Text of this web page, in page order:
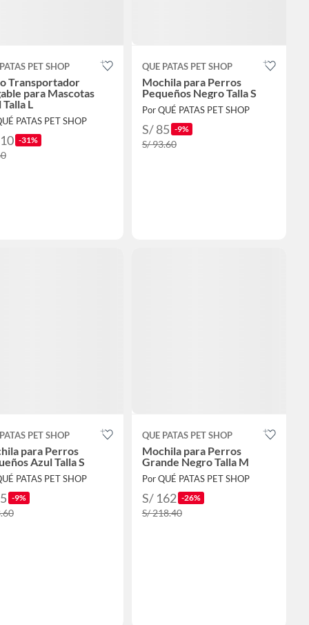
PET SHOP
Transportador
para Mascotas
L
PATAS PET SHOP
-31%
QUE PATAS PET SHOP
Mochila para Perros
Pequeños Negro Talla S
Por QUÉ PATAS PET SHOP
S/ 85 -9%
S/ 93.60
PET SHOP
para Perros
Azul Talla S
PATAS PET SHOP
-9%
QUE PATAS PET SHOP
Mochila para Perros
Grande Negro Talla M
Por QUÉ PATAS PET SHOP
S/ 162 -26%
S/ 218.40